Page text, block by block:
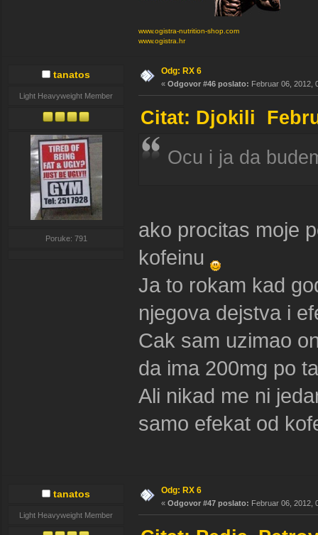
www.ogistra-nutrition-shop.com
www.ogistra.hr
tanatos
Light Heavyweight Member
Poruke: 791
Odg: RX 6
« Odgovor #46 poslato: Februar 06, 2012,
Citat: Djokili
Ocu i ja da
ako procitas moje
kofeinu
Ja to rokam kad
njegova dejstva i
Cak sam uzimao
da ima 200mg po
Ali nikad me ni
samo efekat od
tanatos
Light Heavyweight Member
Odg: RX 6
« Odgovor #47 poslato: Februar 06, 2012,